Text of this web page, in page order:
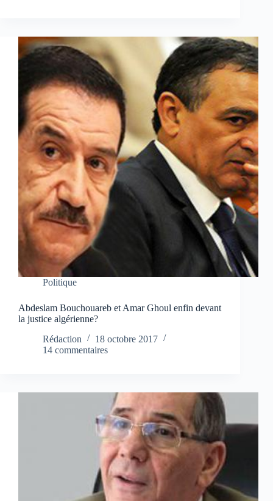
Politique
Abdeslam Bouchouareb et Amar Ghoul enfin devant
la justice algérienne?
Rédaction
18 octobre 2017
14 commentaires